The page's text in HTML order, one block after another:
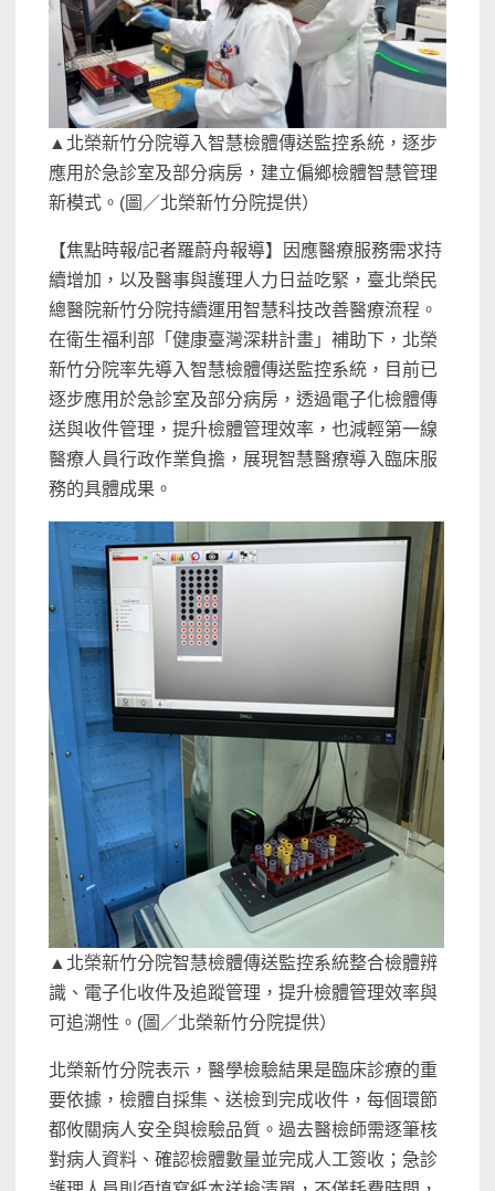
▲北榮新竹分院導入智慧檢體傳送監控系統，逐步
應用於急診室及部分病房，建立偏鄉檢體智慧管理
新模式。(圖／北榮新竹分院提供）
【焦點時報/記者羅蔚舟報導】因應醫療服務需求持
續增加，以及醫事與護理人力日益吃緊，臺北榮民
總醫院新竹分院持續運用智慧科技改善醫療流程。
在衛生福利部「健康臺灣深耕計畫」補助下，北榮
新竹分院率先導入智慧檢體傳送監控系統，目前已
逐步應用於急診室及部分病房，透過電子化檢體傳
送與收件管理，提升檢體管理效率，也減輕第一線
醫療人員行政作業負擔，展現智慧醫療導入臨床服
務的具體成果。
▲北榮新竹分院智慧檢體傳送監控系統整合檢體辨
識、電子化收件及追蹤管理，提升檢體管理效率與
可追溯性。(圖／北榮新竹分院提供）
北榮新竹分院表示，醫學檢驗結果是臨床診療的重
要依據，檢體自採集、送檢到完成收件，每個環節
都攸關病人安全與檢驗品質。過去醫檢師需逐筆核
對病人資料、確認檢體數量並完成人工簽收；急診